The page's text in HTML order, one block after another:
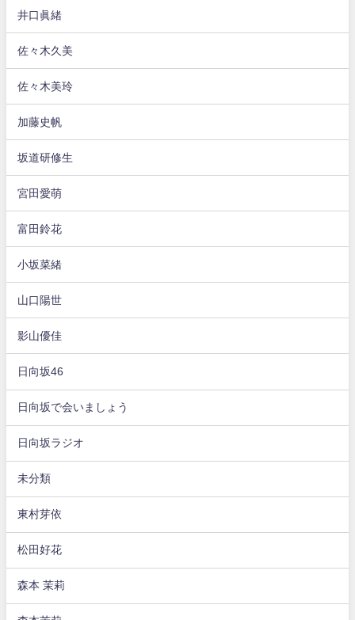
井口眞緒
佐々木久美
佐々木美玲
加藤史帆
坂道研修生
宮田愛萌
富田鈴花
小坂菜緒
山口陽世
影山優佳
日向坂46
日向坂で会いましょう
日向坂ラジオ
未分類
東村芽依
松田好花
森本 茉莉